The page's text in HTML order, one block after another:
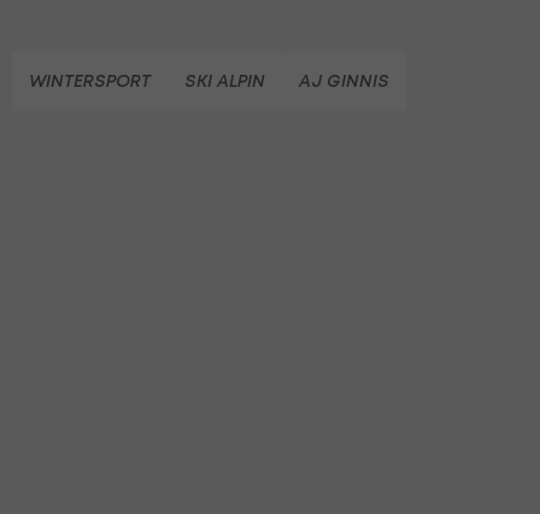
WINTERSPORT SKI ALPIN AJ GINNIS